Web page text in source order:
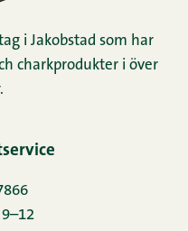
i Jakobstad som har
charkprodukter i över